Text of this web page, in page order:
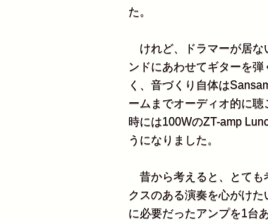
た。
けれど、ドラマーが居な
ンドにあわせてギターを
く、音づくり自体は
ームまでオーディオ的に
時には100WのZT-amp
うになりました。
昔から考えると、とても
クスのある演奏を心がけ
に必要だったアンプを1台